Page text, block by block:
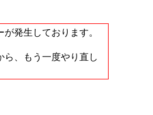
発生しております。
ら、もう一度やり直し